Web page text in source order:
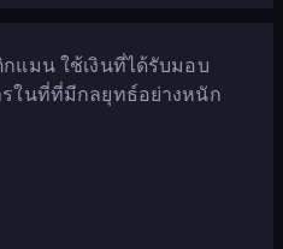
แมน ใช้เงินที่ได้รับมอบ
ในที่ที่มีกลยุทธ์อย่างหนัก